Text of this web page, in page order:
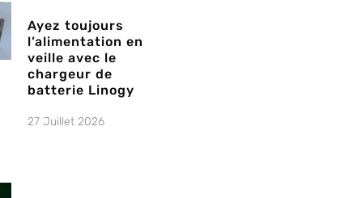
Ayez toujours
l’alimentation en
veille avec le
chargeur de
batterie Linogy
27 Juillet 2026